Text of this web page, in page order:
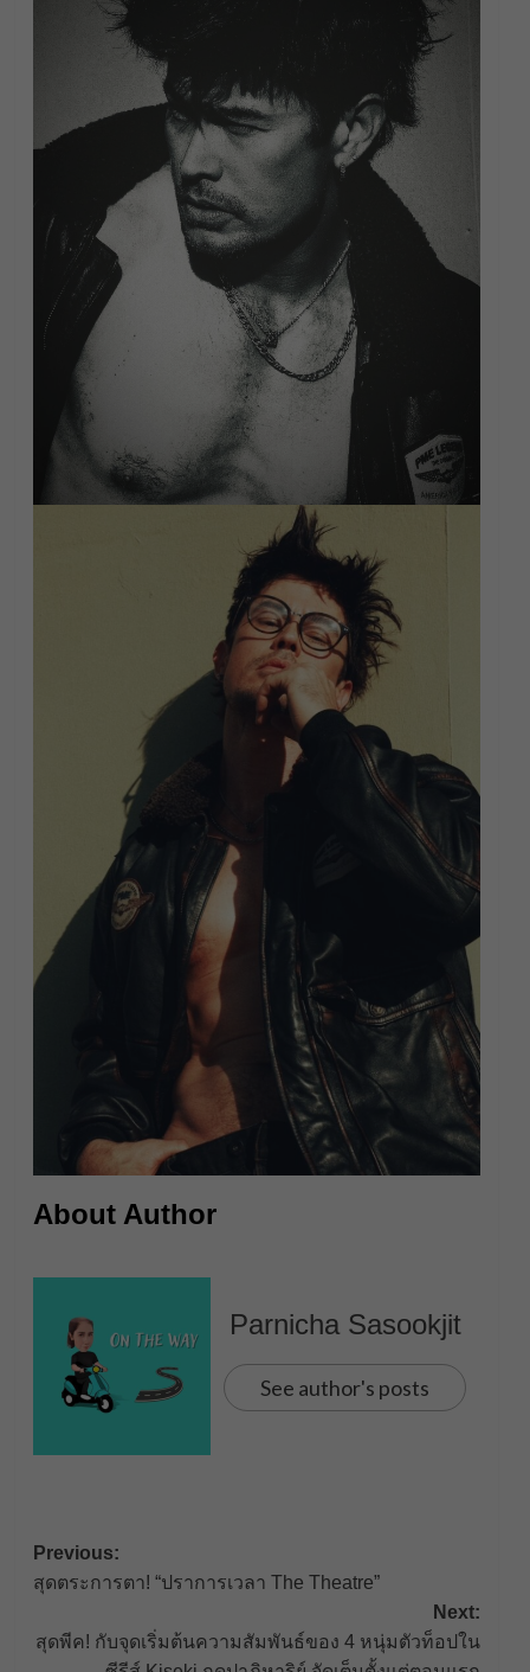
About Author
Parnicha Sasookjit
See author's posts
Post
navigation
Previous:
สุดตระการตา! “ปราการเวลา The Theatre”
Next:
สุดพีค! กับจุดเริ่มต้นความสัมพันธ์ของ 4 หนุ่มตัวท็อปใน